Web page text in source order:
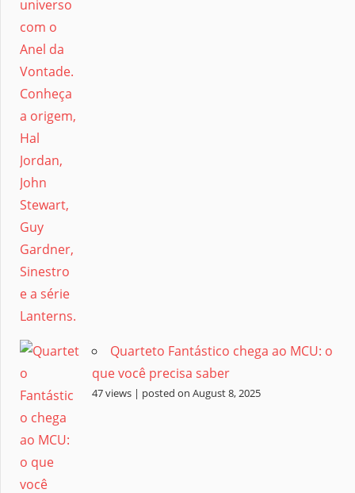
Quarteto Fantástico chega ao MCU: o
que você precisa saber
47 views | posted on August 8, 2025